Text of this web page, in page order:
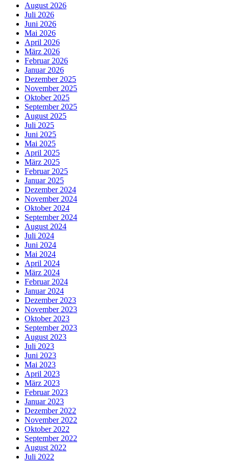
August 2026
Juli 2026
Juni 2026
Mai 2026
April 2026
März 2026
Februar 2026
Januar 2026
Dezember 2025
November 2025
Oktober 2025
September 2025
August 2025
Juli 2025
Juni 2025
Mai 2025
April 2025
März 2025
Februar 2025
Januar 2025
Dezember 2024
November 2024
Oktober 2024
September 2024
August 2024
Juli 2024
Juni 2024
Mai 2024
April 2024
März 2024
Februar 2024
Januar 2024
Dezember 2023
November 2023
Oktober 2023
September 2023
August 2023
Juli 2023
Juni 2023
Mai 2023
April 2023
März 2023
Februar 2023
Januar 2023
Dezember 2022
November 2022
Oktober 2022
September 2022
August 2022
Juli 2022